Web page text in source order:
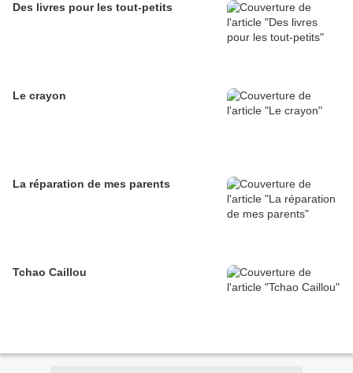
Des livres pour les tout-petits
Le crayon
La réparation de mes parents
Tchao Caillou